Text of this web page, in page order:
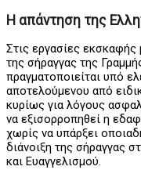
Η απάντηση της
Στις εργασίες εκσκαφής
της σήραγγας της
πραγματοποιείται υπό
αποτελούμενου από
κυρίως για λόγους
να εξισορροπηθεί η
χωρίς να υπάρξει
διάνοιξη της σήραγγας
και Ευαγγελισμού.